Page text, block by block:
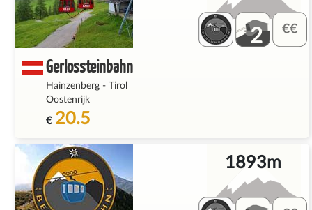
Gerlossteinbahn
Hainzenberg-
Tirol
Oostenrijk
€ 20.5
2
1893m